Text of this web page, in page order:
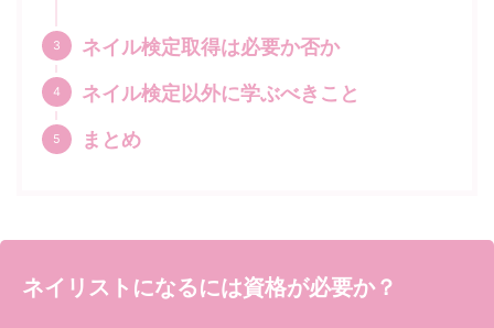
ネイル検定取得は必要か否か
ネイル検定以外に学ぶべきこと
まとめ
ネイリストになるには資格が必要か？